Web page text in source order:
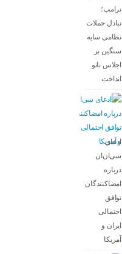
ترامپ؛
تبادل حملات
نظامی سایه
سنگین بر
اجلاس ناتو
انداخت
ادعای
سی‌ان‌ان
درباره
امضاکنندگان
توافق
احتمالی
ایران و
آمریکا